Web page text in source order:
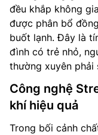
đều khắp không
được phân bổ
buốt lạnh. Đây là
đình có trẻ nhỏ,
thường xuyên phải
Công nghệ
khí hiệu quả
Trong bối cảnh